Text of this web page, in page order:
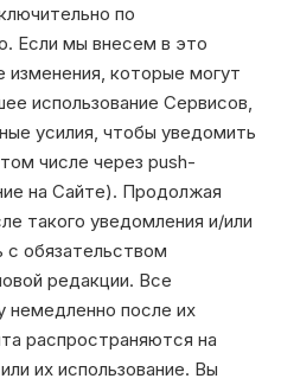
по
Если мы внесем в это
которые могут
использование Сервисов,
усилия, чтобы уведомить
числе через push-
на Сайте). Продолжая
такого уведомления и/или
с обязательством
редакции. Все
немедленно после их
распространяются на
их использование. Вы